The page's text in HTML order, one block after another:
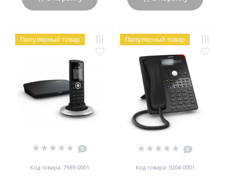
Популярный товар
0
Код товара: 7989-0001
Популярный товар
0
Код товара: 9204-0001